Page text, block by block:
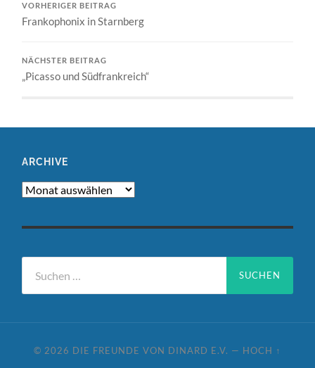
VORHERIGER BEITRAG
Frankophonix in Starnberg
NÄCHSTER BEITRAG
„Picasso und Südfrankreich“
ARCHIVE
Archive
nach:
© 2026 DIE FREUNDE VON DINARD E.V. — HOCH ↑